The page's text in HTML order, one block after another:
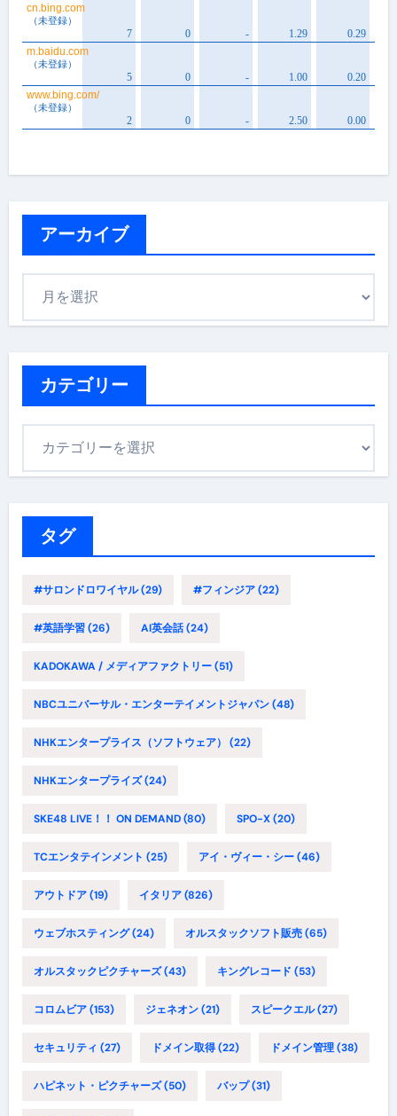
アーカイブ
カテゴリー
タグ
#サロンドロワイヤル(29) #フィンジア(22)
#英語学習(26) AI英会話(24)
KADOKAWA / メディアファクトリー(51)
NBCユニバーサル・エンターテイメントジャパン(48)
NHKエンタープライス（ソフトウェア） (22)
NHKエンタープライズ(24)
SKE48 LIVE！！ ON DEMAND(80) SPO-X(20)
TCエンタテインメント (25) アイ・ヴィー・シー(46)
アウトドア(19) イタリア(826)
ウェブホスティング(24) オルスタックソフト販売(65)
オルスタックピクチャーズ(43) キングレコード (53)
コロムビア(153) ジェネオン(21) スピークエル(27)
セキュリティ (27) ドメイン取得(22) ドメイン管理(38)
ハピネット・ピクチャーズ(50) バップ(31)